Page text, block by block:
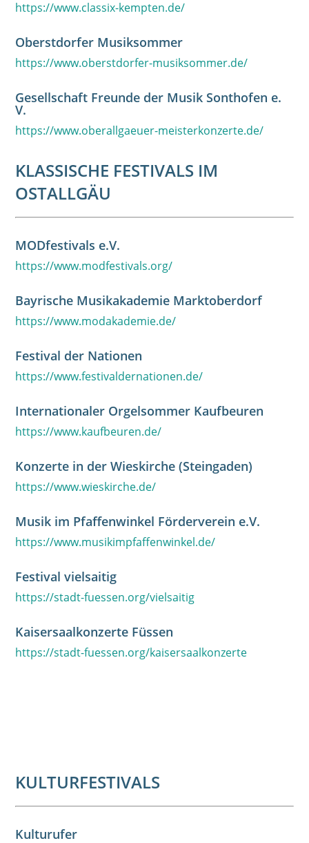
https://www.classix-kempten.de/
Oberstdorfer Musiksommer
https://www.oberstdorfer-musiksommer.de/
Gesellschaft Freunde der Musik Sonthofen e.
V.
https://www.oberallgaeuer-meisterkonzerte.de/
KLASSISCHE FESTIVALS IM
OSTALLGÄU
MODfestivals e.V.
https://www.modfestivals.org/
Bayrische Musikakademie Marktoberdorf
https://www.modakademie.de/
Festival der Nationen
https://www.festivaldernationen.de/
Internationaler Orgelsommer Kaufbeuren
https://www.kaufbeuren.de/
Konzerte in der Wieskirche (Steingaden)
https://www.wieskirche.de/
Musik im Pfaffenwinkel Förderverein e.V.
https://www.musikimpfaffenwinkel.de/
Festival vielsaitig
https://stadt-fuessen.org/vielsaitig
Kaisersaalkonzerte Füssen
https://stadt-fuessen.org/kaisersaalkonzerte
KULTURFESTIVALS
Kulturufer